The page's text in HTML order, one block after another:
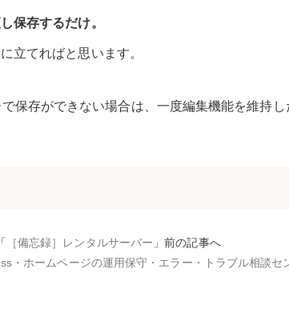
保存するだけ。
立てればと思います。
保存ができない場合は、一度編集機能を維持
［備忘録］レンタルサーバー 」前の記事へ
・ホームページの運用保守・エラー・トラブル相談セ